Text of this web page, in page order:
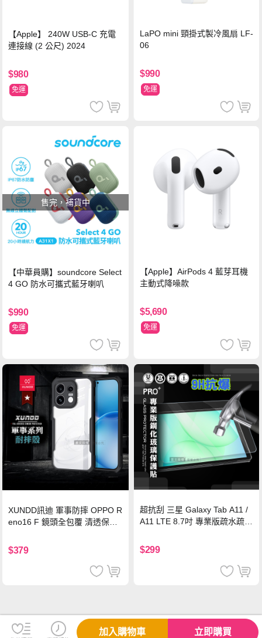
【Apple】 240W USB-C 充電
連接線 (2 公尺) 2024
$980
免運
LaPO mini 頸掛式製冷風扇 LF-
06
$990
免運
售完，補貨中
【中華員購】soundcore Select
4 GO 防水可攜式藍牙喇叭
$990
免運
【Apple】AirPods 4 藍芽耳機
主動式降噪款
$5,690
免運
XUNDD訊迪 軍事防摔 OPPO R
eno16 F 鏡頭全包覆 清透保護
$379
超抗刮 三星 Galaxy Tab A11 /
A11 LTE 8.7吋 專業版疏水疏油
$299
加入購物車 立即購買